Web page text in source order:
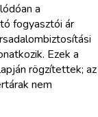
a
fogyasztói ár
Ezek a
rögzítettek; az
nem